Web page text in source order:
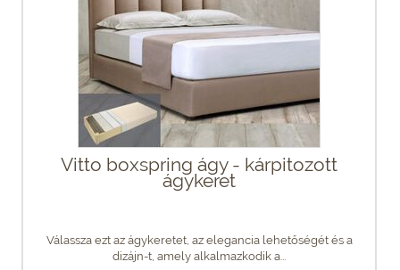
Vitto boxspring ágy - kárpitozott
ágykeret
Válassza ezt az ágykeretet, az elegancia lehetőségét és a
dizájn-t, amely alkalmazkodik a...